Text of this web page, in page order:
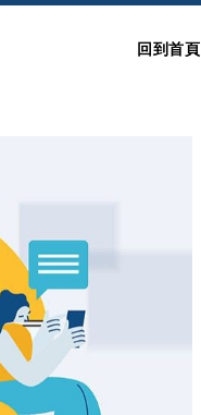
回到首頁